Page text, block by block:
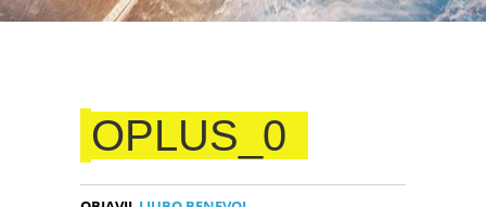
OPLUS_0